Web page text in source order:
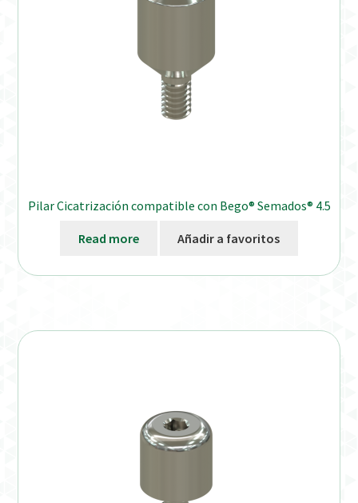
Pilar Cicatrización compatible con Bego® Semados® 4.5
Read more Añadir a favoritos